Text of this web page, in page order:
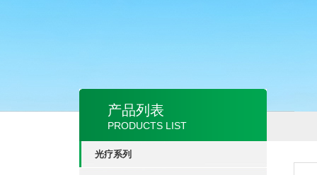
产品列表
PRODUCTS LIST
光疗系列